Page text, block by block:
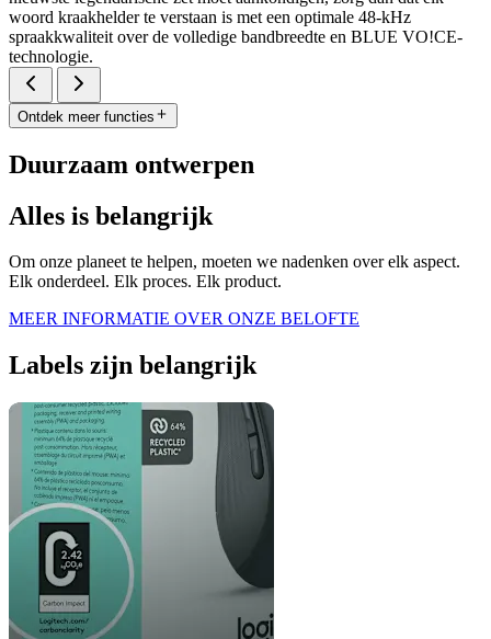
woord kraakhelder te verstaan is met een optimale 48-kHz
spraakkwaliteit over de volledige bandbreedte en BLUE VO!CE-
technologie.
Ontdek meer functies
Duurzaam ontwerpen
Alles is belangrijk
Om onze planeet te helpen, moeten we nadenken over elk aspect.
Elk onderdeel. Elk proces. Elk product.
MEER INFORMATIE OVER ONZE BELOFTE
Labels zijn belangrijk